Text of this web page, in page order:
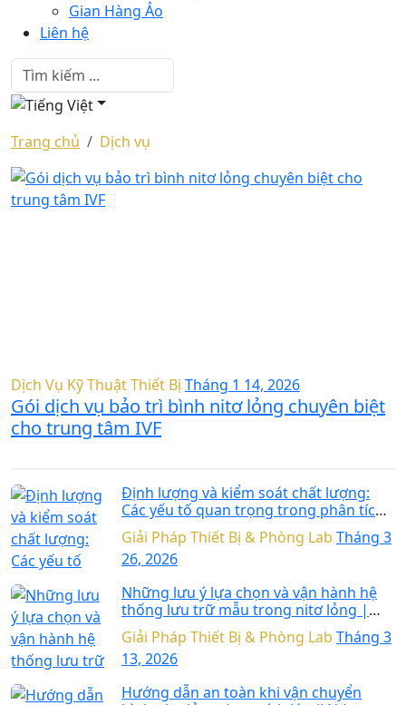
Gian Hàng Ảo
Liên hệ
Trang chủ Dịch vụ
Dịch Vụ Kỹ Thuật Thiết Bị Tháng 1 14, 2026
Gói dịch vụ bảo trì bình nitơ lỏng chuyên biệt
cho trung tâm IVF
Định lượng và kiểm soát chất lượng:
Các yếu tố quan trọng trong phân tích
cfDNA cho ứng dụng NGS
Giải Pháp Thiết Bị & Phòng Lab Tháng 3
26, 2026
Những lưu ý lựa chọn và vận hành hệ
thống lưu trữ mẫu trong nitơ lỏng |
IVF/Biobank
Giải Pháp Thiết Bị & Phòng Lab Tháng 3
13, 2026
Hướng dẫn an toàn khi vận chuyển